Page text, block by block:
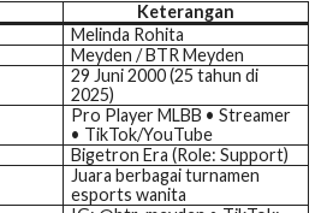
Keterangan
Melinda Rohita
Meyden / BTR Meyden
29 Juni 2000 (25 tahun di
2025)
Pro Player MLBB • Streamer
• TikTok/YouTube
Bigetron Era (Role: Support)
Juara berbagai turnamen
esports wanita